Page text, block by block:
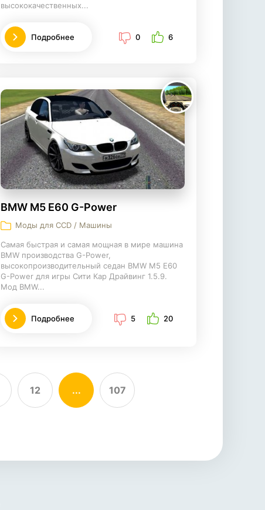
высококачественных...
Подробнее 0 6
BMW M5 E60 G-Power
Моды для CCD / Машины
Самая быстрая и самая мощная в мире машина
BMW производства G-Power,
высокопроизводительный седан BMW M5 E60
G-Power для игры Сити Кар Драйвинг 1.5.9.
Мод BMW...
Подробнее 5 20
12 ... 107